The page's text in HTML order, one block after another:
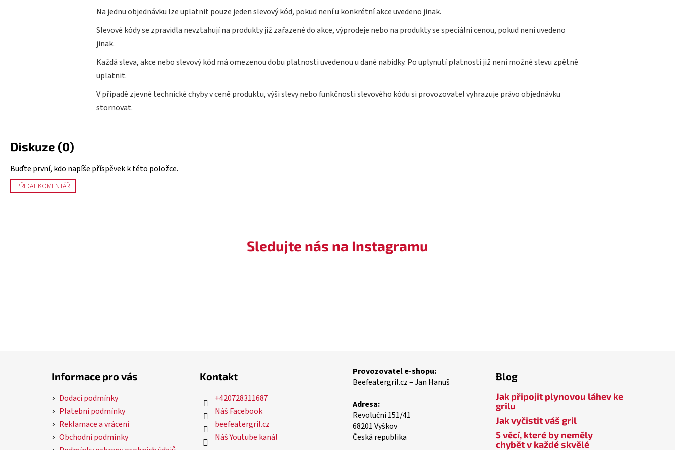
Na jednu objednávku lze uplatnit pouze jeden slevový kód, pokud není u konkrétní akce uvedeno jinak.
Slevové kódy se zpravidla nevztahují na produkty již zařazené do akce, výprodeje nebo na produkty se speciální cenou, pokud není uvedeno
jinak.
Každá sleva, akce nebo slevový kód má omezenou dobu platnosti uvedenou u dané nabídky. Po uplynutí platnosti již není možné slevu zpětně
uplatnit.
V případě zjevné technické chyby v ceně produktu, výši slevy nebo funkčnosti slevového kódu si provozovatel vyhrazuje právo objednávku
stornovat.
Diskuze (0)
Buďte první, kdo napíše příspěvek k této položce.
PŘIDAT KOMENTÁŘ
Sledujte nás na Instagramu
Informace pro vás
Dodací podmínky
Platební podmínky
Reklamace a vrácení
Obchodní podmínky
Kontakt
+420728311687
Náš Facebook
beefeatergril.cz
Náš Youtube kanál
Provozovatel e-shopu:
Beefeatergril.cz – Jan Hanuš
Adresa:
Revoluční 151/41
68201 Vyškov
Česká republika
Blog
Jak připojit plynovou láhev ke
grilu
Jak vyčistit váš gril
5 věcí, které by neměly
chybět v každé skvělé